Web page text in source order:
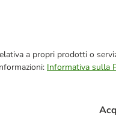
a propri prodotti o
Informativa sulla